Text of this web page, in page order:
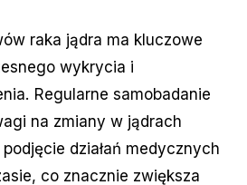
raka jądra ma kluczowe
wykrycia i
Regularne samobadanie
na zmiany w jądrach
działań medycznych
co znacznie zwiększa